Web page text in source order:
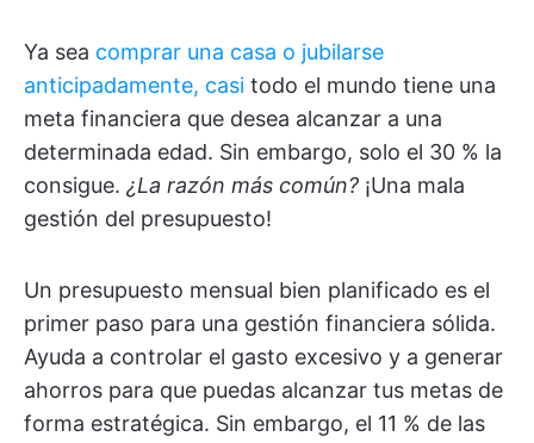
Ya sea comprar una casa o jubilarse
anticipadamente, casi todo el mundo tiene una
meta financiera que desea alcanzar a una
determinada edad. Sin embargo, solo el 30 % la
consigue. ¿La razón más común? ¡Una mala
gestión del presupuesto!
Un presupuesto mensual bien planificado es el
primer paso para una gestión financiera sólida.
Ayuda a controlar el gasto excesivo y a generar
ahorros para que puedas alcanzar tus metas de
forma estratégica. Sin embargo, el 11 % de las